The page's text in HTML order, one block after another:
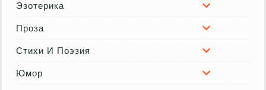
Эзотерика
Проза
Стихи И Поэзия
Юмор